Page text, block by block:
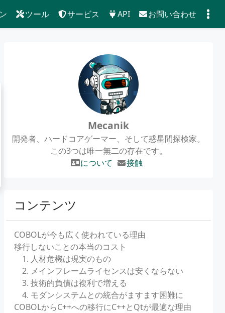
ツール サービス API お問い合わせ
Mecanik
開発者、ハードコアゲーマー、そして惑星間探検家。
この3つは唯一無二の存在です。
について
接触
コンテンツ
COBOLが今も広く使われている理由
移行しないことの本当のコスト
1. 人材危機は現実のもの
2. メインフレームライセンスは安くならない
3. 技術的負債は複利で増える
4. モダンシステムとの統合がますます困難に
COBOLからC++への移行にC++とQtが最適な理由